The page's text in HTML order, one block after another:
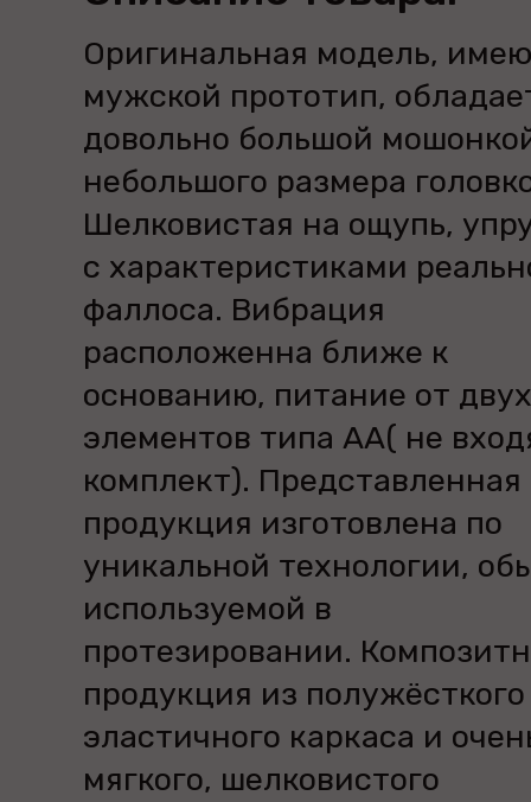
Оригинальная модель,
мужской прототип,
довольно большой
небольшого размера
Шелковистая на ощупь,
с характеристиками
фаллоса. Вибрация
расположенна ближе к
основанию, питание от двух
элементов типа АА( не
комплект). Представленная
продукция изготовлена по
уникальной технологии,
используемой в
протезировании.
продукция из полужёсткого
эластичного каркаса и
мягкого, шелковистого